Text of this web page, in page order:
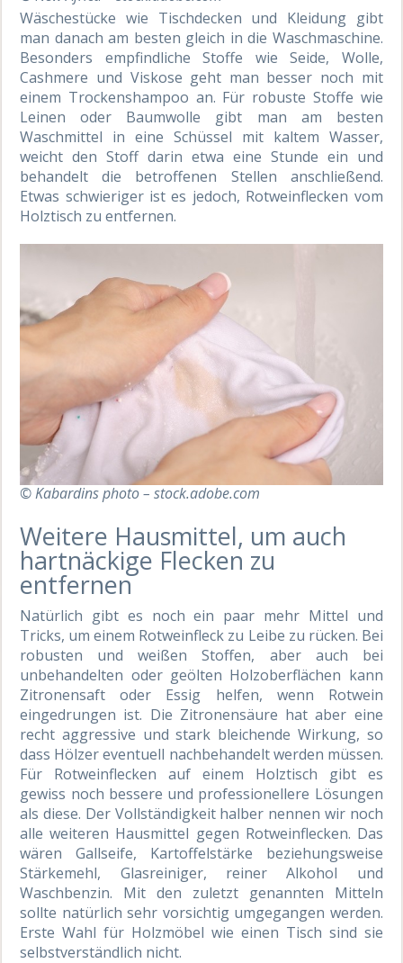
Wäschestücke wie Tischdecken und Kleidung gibt
man danach am besten gleich in die Waschmaschine.
Besonders empfindliche Stoffe wie Seide, Wolle,
Cashmere und Viskose geht man besser noch mit
einem Trockenshampoo an. Für robuste Stoffe wie
Leinen oder Baumwolle gibt man am besten
Waschmittel in eine Schüssel mit kaltem Wasser,
weicht den Stoff darin etwa eine Stunde ein und
behandelt die betroffenen Stellen anschließend.
Etwas schwieriger ist es jedoch, Rotweinflecken vom
Holztisch zu entfernen.
© Kabardins photo – stock.adobe.com
Weitere Hausmittel, um auch
hartnäckige Flecken zu
entfernen
Natürlich gibt es noch ein paar mehr Mittel und
Tricks, um einem Rotweinfleck zu Leibe zu rücken. Bei
robusten und weißen Stoffen, aber auch bei
unbehandelten oder geölten Holzoberflächen kann
Zitronensaft oder Essig helfen, wenn Rotwein
eingedrungen ist. Die Zitronensäure hat aber eine
recht aggressive und stark bleichende Wirkung, so
dass Hölzer eventuell nachbehandelt werden müssen.
Für Rotweinflecken auf einem Holztisch gibt es
gewiss noch bessere und professionellere Lösungen
als diese. Der Vollständigkeit halber nennen wir noch
alle weiteren Hausmittel gegen Rotweinflecken. Das
wären Gallseife, Kartoffelstärke beziehungsweise
Stärkemehl, Glasreiniger, reiner Alkohol und
Waschbenzin. Mit den zuletzt genannten Mitteln
sollte natürlich sehr vorsichtig umgegangen werden.
Erste Wahl für Holzmöbel wie einen Tisch sind sie
selbstverständlich nicht.